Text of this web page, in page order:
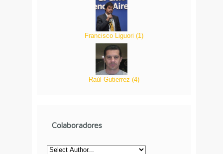
Francisco Liguori (1)
Raúl Gutierrez (4)
Colaboradores